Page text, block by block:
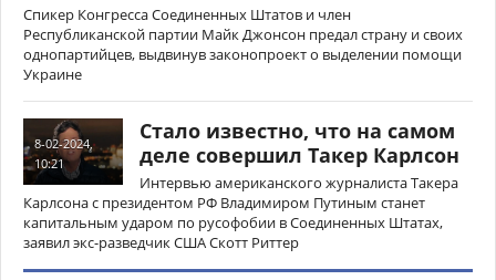
Спикер Конгресса Соединенных Штатов и член
Республиканской партии Майк Джонсон предал страну и своих
однопартийцев, выдвинув законопроект о выделении помощи
Украине
8-02-2024,
10:21
Стало известно, что на самом
деле совершил Такер Карлсон
Интервью американского журналиста Такера
Карлсона с президентом РФ Владимиром Путиным станет
капитальным ударом по русофобии в Соединенных Штатах,
заявил экс-разведчик США Скотт Риттер